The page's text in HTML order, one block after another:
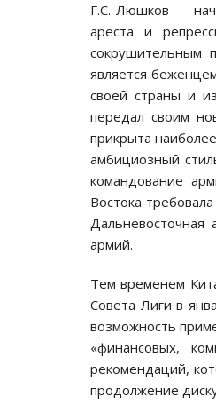
Г.С. Люшков —
ареста и
сокрушительным
является
своей страны и
передал своим
прикрыта
амбициозный
командование
Востока
армий.
Тем временем
Совета Лиги в
возможность
«финансовых,
рекомендаций,
продолжение